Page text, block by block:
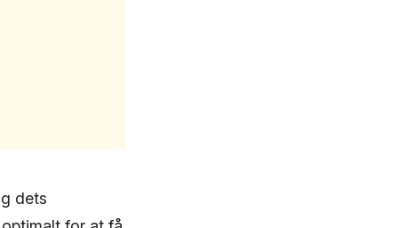
dets